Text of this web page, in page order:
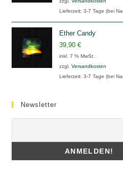
Lieferzeit: 3-7 Tage (bei
Ether Candy
39,90 €
inkl. 7 % MwSt.
zzgl. Versandkosten
Lieferzeit: 3-7 Tage (bei
Newsletter